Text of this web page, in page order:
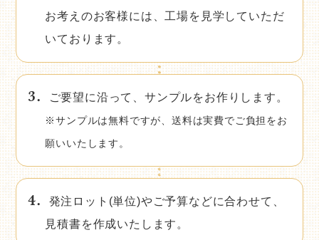
お考えのお客様には、工場を見学していただ
いております。
ご要望に沿って、サンプルをお作りします。
※サンプルは無料ですが、送料は実費でご負担をお
願いいたします。
発注ロット(単位)やご予算などに合わせて、
見積書を作成いたします。